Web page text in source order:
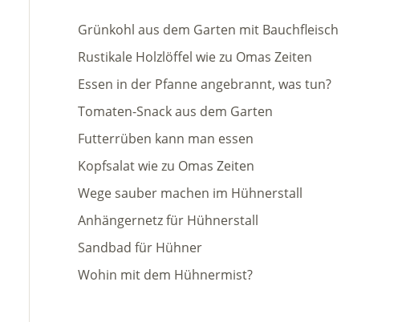
Grünkohl aus dem Garten mit Bauchfleisch
Rustikale Holzlöffel wie zu Omas Zeiten
Essen in der Pfanne angebrannt, was tun?
Tomaten-Snack aus dem Garten
Futterrüben kann man essen
Kopfsalat wie zu Omas Zeiten
Wege sauber machen im Hühnerstall
Anhängernetz für Hühnerstall
Sandbad für Hühner
Wohin mit dem Hühnermist?